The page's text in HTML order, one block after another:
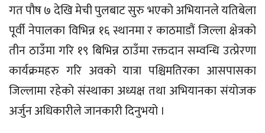
गत पौष ७ देखि मेची पुलबाट सुरु भएको अभियानले यतिबेला
पूर्वी नेपालका विभिन्न १६ स्थानमा र काठमाडौं जिल्ला क्षेत्रको
तीन ठाउँमा गरि १९ बिभिन्न ठाउँमा रक्तदान सम्वन्धि उत्प्रेरणा
कार्यक्रमहरु गरि अवको यात्रा पश्चिमतिरका आसपासका
जिल्लामा रहेको संस्थाका अध्यक्ष तथा अभियानका संयोजक
अर्जुन अधिकारीले जानकारी दिनुभयो ।